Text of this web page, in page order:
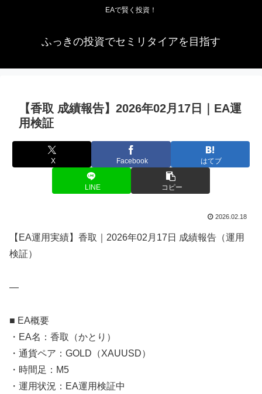
EAで賢く投資！
ふっきの投資でセミリタイアを目指す
【香取 成績報告】2026年02月17日｜EA運
用検証
X Facebook はてブ
LINE コピー
2026.02.18
【EA運用実績】香取｜2026年02月17日 成績報告（運用
検証）
—
■ EA概要
・EA名：香取（かとり）
・通貨ペア：GOLD（XAUUSD）
・時間足：M5
・運用状況：EA運用検証中